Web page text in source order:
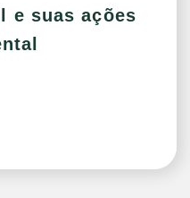
e suas ações